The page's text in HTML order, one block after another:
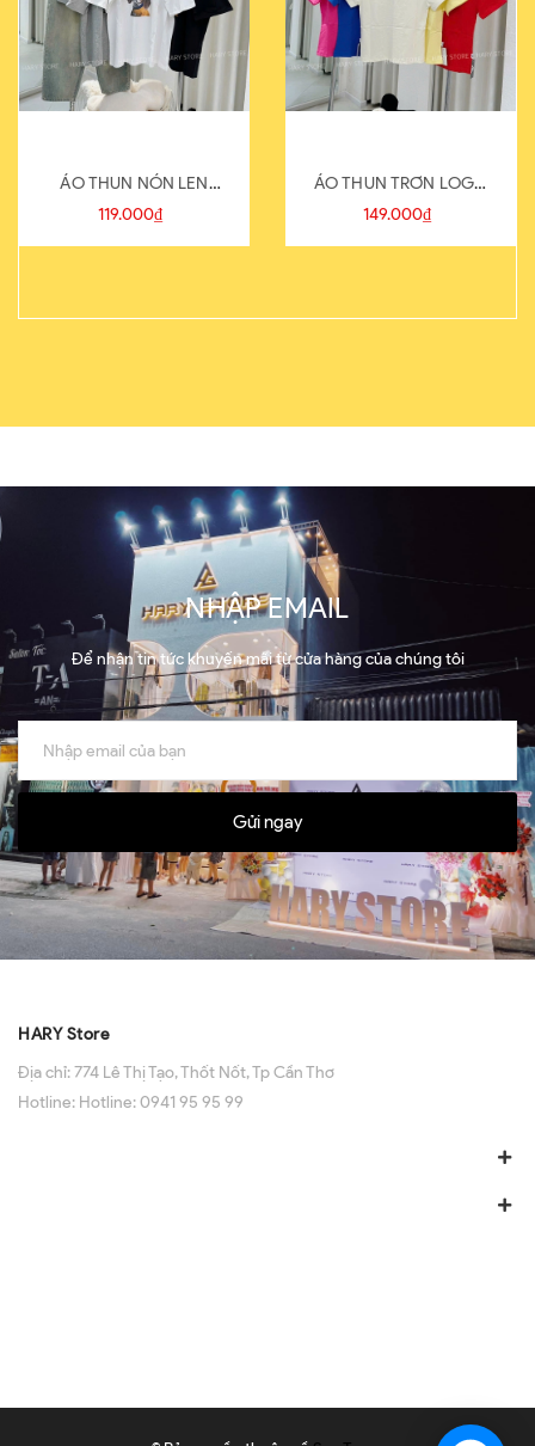
ÁO THUN NÓN LEN
821-1
119.000₫
ÁO THUN TRƠN LOGO
SAU
149.000₫
NHẬP EMAIL
Để nhận tin tức khuyến mãi từ cửa hàng của chúng tôi
Gửi ngay
HARY Store
Địa chỉ:774 Lê Thị Tạo, Thốt Nốt, Tp Cần Thơ
Hotline: Hotline: 0941 95 95 99